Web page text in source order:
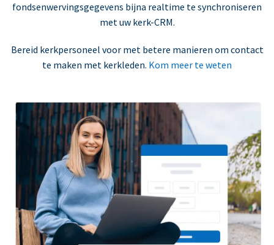
fondsenwervingsgegevens bijna realtime te synchroniseren
met uw kerk-CRM.
Bereid kerkpersoneel voor met betere manieren om contact
te maken met kerkleden. Kom meer te weten